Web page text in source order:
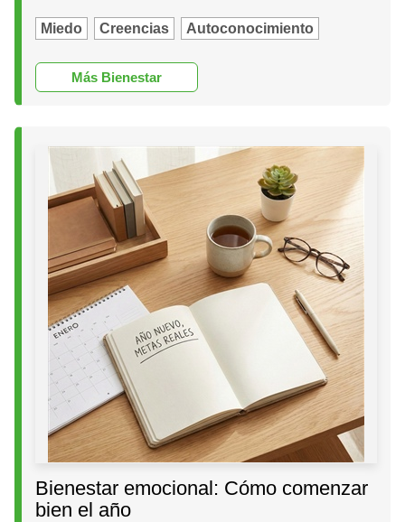
Miedo Creencias Autoconocimiento
Más Bienestar
Bienestar emocional: Cómo comenzar
bien el año